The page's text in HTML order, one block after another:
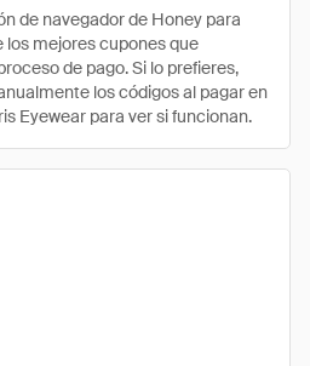
de navegador de Honey para
mejores cupones que
de pago. Si lo prefieres,
los códigos al pagar en
Eyewear para ver si funcionan.